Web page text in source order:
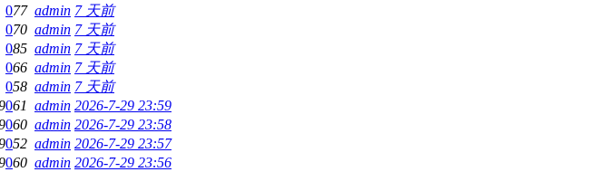
077 admin 7 天前
070 admin 7 天前
085 admin 7 天前
066 admin 7 天前
058 admin 7 天前
061 admin 2026-7-29 23:59
060 admin 2026-7-29 23:58
052 admin 2026-7-29 23:57
060 admin 2026-7-29 23:56